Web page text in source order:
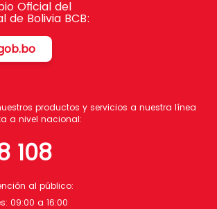
Oficial del
de Bolivia BCB:
productos y servicios a nuestra línea
a nivel nacional:
108
al público:
09:00 a 16:00